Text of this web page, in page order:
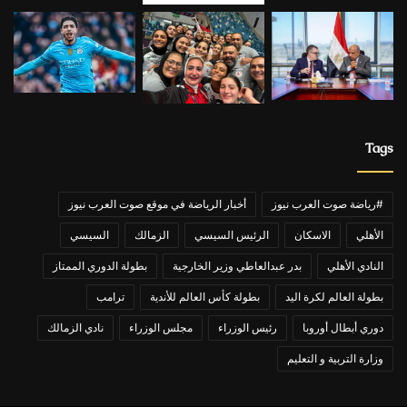
Tags
#رياضة صوت العرب نيوز أخبار الرياضة في موقع صوت العرب نيوز
الأهلي الاسكان الرئيس السيسي الزمالك السيسي
النادي الأهلي بدر عبدالعاطي وزير الخارجية بطولة الدوري الممتاز
بطولة العالم لكرة اليد بطولة كأس العالم للأندية ترامب
دوري أبطال أوروبا رئيس الوزراء مجلس الوزراء نادي الزمالك
وزارة التربية و التعليم